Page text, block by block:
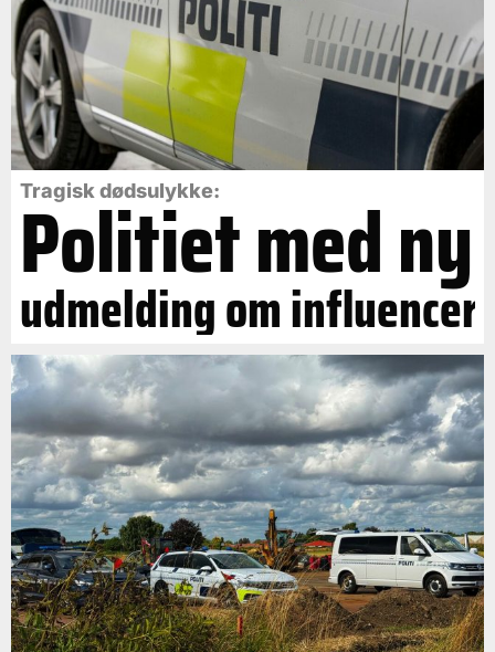
Tragisk dødsulykke:
Politiet med ny
udmelding om influencer